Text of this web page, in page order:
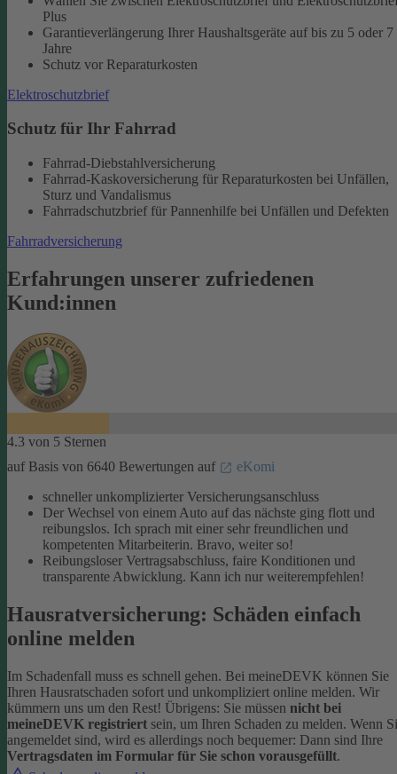
Plus
Garantieverlängerung Ihrer Haushaltsgeräte auf bis zu 5 oder 7
Jahre
Schutz vor Reparaturkosten
Elektroschutzbrief
Schutz für Ihr Fahrrad
Fahrrad-Diebstahlversicherung
Fahrrad-Kaskoversicherung für Reparaturkosten bei Unfällen,
Sturz und Vandalismus
Fahrradschutzbrief für Pannenhilfe bei Unfällen und Defekten
Fahrradversicherung
Erfahrungen unserer zufriedenen
Kund:innen
4.3 von 5 Sternen
auf Basis von 6640 Bewertungen auf
eKomi
schneller unkomplizierter Versicherungsanschluss
Der Wechsel von einem Auto auf das nächste ging flott und
reibungslos. Ich sprach mit einer sehr freundlichen und
kompetenten Mitarbeiterin. Bravo, weiter so!
Reibungsloser Vertragsabschluss, faire Konditionen und
transparente Abwicklung. Kann ich nur weiterempfehlen!
Hausratversicherung: Schäden einfach
online melden
Im Schadenfall muss es schnell gehen. Bei meineDEVK können Sie
Ihren Hausratschaden sofort und unkompliziert online melden. Wir
kümmern uns um den Rest! Übrigens: Sie müssen nicht bei
meineDEVK registriert sein, um Ihren Schaden zu melden. Wenn
angemeldet sind, wird es allerdings noch bequemer: Dann sind Ihre
Vertragsdaten im Formular für Sie schon vorausgefüllt.